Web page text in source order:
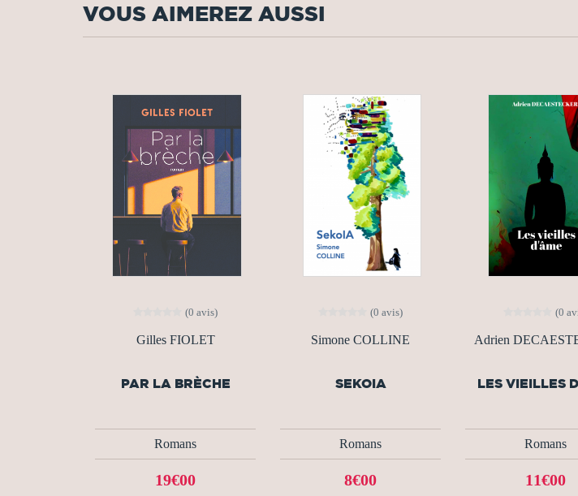
VOUS AIMEREZ AUSSI
(0 avis)
Gilles FIOLET
PAR LA BRÈCHE
Romans
19€00
(0 avis)
Simone COLLINE
SEKOIA
Romans
8€00
(0
Adrien
LES VIEILLES
Romans
11€00